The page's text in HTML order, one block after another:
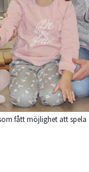
fått möjlighet att spela